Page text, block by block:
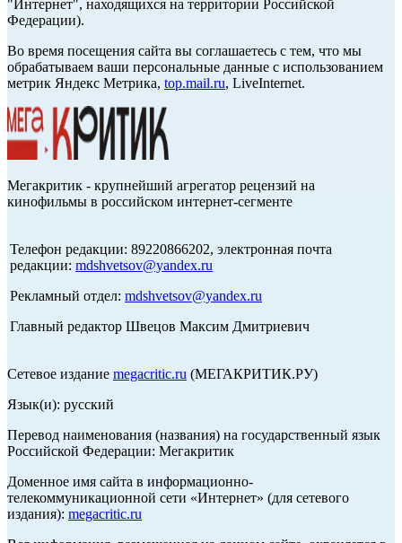
"Интернет", находящихся на территории Российской
Федерации).
Во время посещения сайта вы соглашаетесь с тем, что мы
обрабатываем ваши персональные данные с использованием
метрик Яндекс Метрика, top.mail.ru, LiveInternet.
Мегакритик - крупнейший агрегатор рецензий на
кинофильмы в российском интернет-сегменте
Телефон редакции: 89220866202, электронная почта
редакции: mdshvetsov@yandex.ru
Рекламный отдел: mdshvetsov@yandex.ru
Главный редактор Швецов Максим Дмитриевич
Сетевое издание megacritic.ru (МЕГАКРИТИК.РУ)
Язык(и): русский
Перевод наименования (названия) на государственный язык
Российской Федерации: Мегакритик
Доменное имя сайта в информационно-
телекоммуникационной сети «Интернет» (для сетевого
издания): megacritic.ru